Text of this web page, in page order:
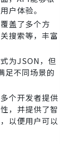
户体验。
盖了多个方
搜索等，丰富
为JSON，但
足不同场景的
个开发者提供
，并提供了智
以便用户可以